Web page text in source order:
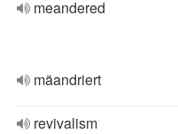
meandered
mäandriert
revivalism